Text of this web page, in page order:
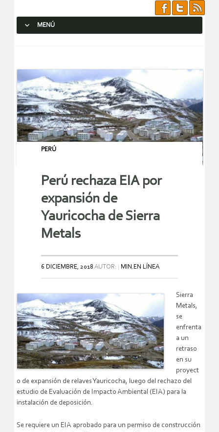
MENÚ
PERÚ
Perú rechaza EIA por
expansión de
Yauricocha de Sierra
Metals
6 DICIEMBRE, 2018 AUTOR: MIN.EN LÍNEA
Sierra
Metals,
se
enfrenta
a un
retraso
en su
proyect
o de expansión de relaves Yauricocha, luego del rechazo del
estudio de Evaluación de Impacto Ambiental (EIA) para la
instalación de deposición.
Se requiere un EIA aprobado para un permiso de construcción